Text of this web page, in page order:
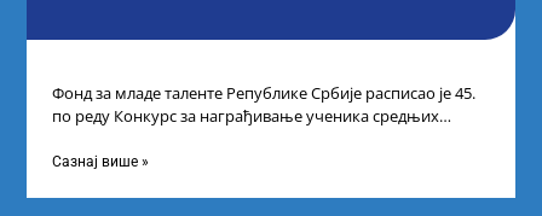
Фонд за младе таленте Републике Србије расписао је 45.
по реду Конкурс за награђивање ученика средњих
Сазнај више »